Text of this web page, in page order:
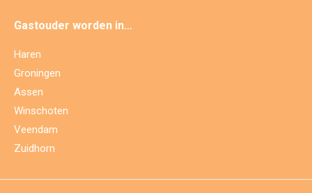
Gastouder worden in…
Haren
Groningen
Assen
Winschoten
Veendam
Zuidhorn